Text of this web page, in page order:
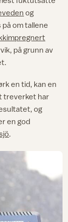
og
om tallene
på grunn av
en tid, kan en
treverket har
og
en god